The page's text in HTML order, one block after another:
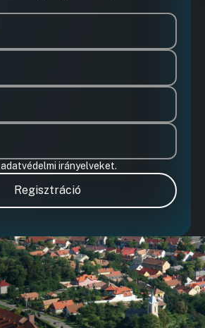
adatvédelmi irányelveket.
Regisztráció